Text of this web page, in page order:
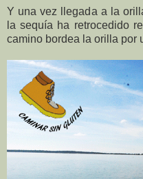
Y una vez llegada a la
la sequía ha retrocedido
camino bordea la orilla por